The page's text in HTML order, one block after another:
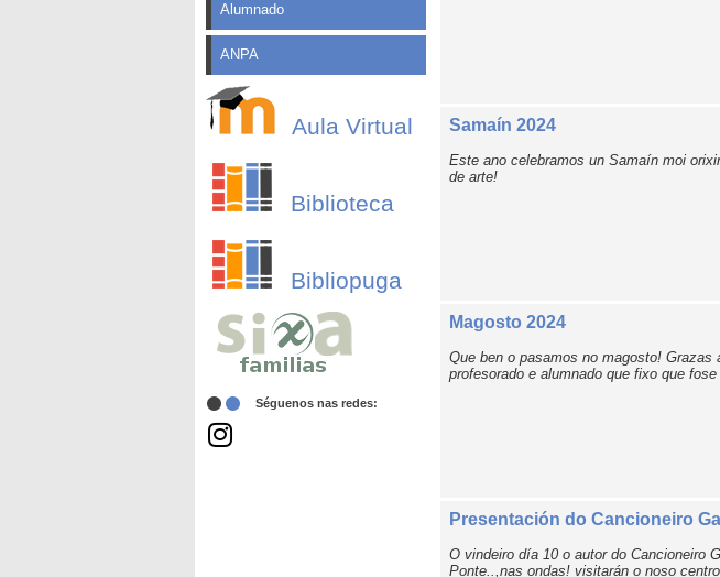
Alumnado
ANPA
Aula Virtual
Biblioteca
Bibliopuga
Séguenos nas redes:
Samaín 2024
Este ano celebramos un Samaín moi
de arte!
Magosto 2024
Que ben o pasamos no magosto! Grazas
profesorado e alumnado que fixo que fose
Presentación do Cancioneiro
O vindeiro día 10 o autor do Cancioneiro
Ponte..,nas ondas! visitarán o noso